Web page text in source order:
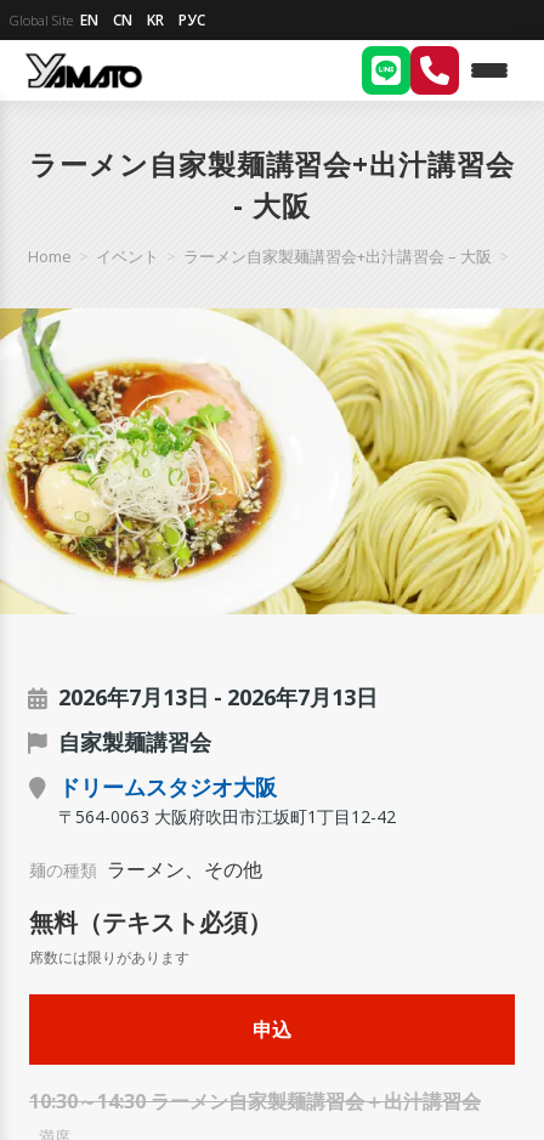
Global Site EN CN KR РУС
ラーメン自家製麺講習会+出汁講習会
- 大阪
Home > イベント > ラーメン自家製麺講習会+出汁講習会 – 大阪 >
2026年7月13日
2026年7月13日
自家製麺講習会
ドリームスタジオ大阪
〒564-0063 大阪府吹田市江坂町1丁目12-42
麺の種類 ラーメン、その他
無料（テキスト必須）
10:30～14:30 ラーメン自家製麺講習会＋出汁講習会